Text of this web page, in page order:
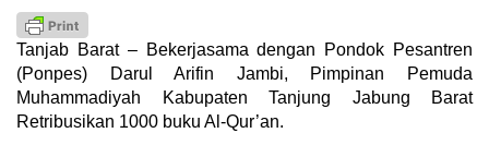
Tanjab Barat – Bekerjasama dengan Pondok Pesantren
(Ponpes) Darul Arifin Jambi, Pimpinan Pemuda
Muhammadiyah Kabupaten Tanjung Jabung Barat
Retribusikan 1000 buku Al-Qur’an.